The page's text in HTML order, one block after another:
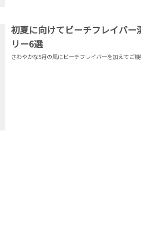
初夏に向けてビーチフレイバー
リー6選
さわやかな5月の風にビーチフレイバーを加えてご機